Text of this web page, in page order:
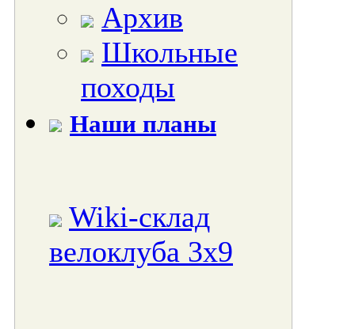
Архив
Школьные
походы
Наши планы
Wiki-склад
велоклуба 3x9